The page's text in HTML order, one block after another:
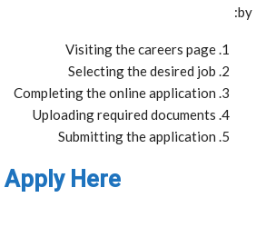
by:
Visiting the careers page
Selecting the desired job
Completing the online application
Uploading required documents
Submitting the application
Apply Here